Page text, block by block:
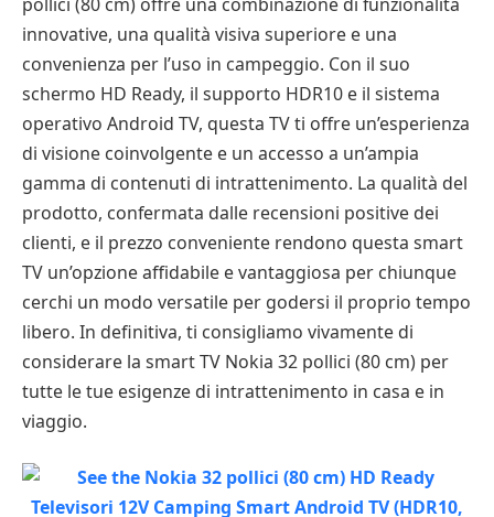
innovative, una qualità visiva superiore e una
convenienza per l’uso in campeggio. Con il suo
schermo HD Ready, il supporto HDR10 e il sistema
operativo Android TV, questa TV ti offre un’esperienza
di visione coinvolgente e un accesso a un’ampia
gamma di contenuti di intrattenimento. La qualità del
prodotto, confermata dalle recensioni positive dei
clienti, e il prezzo conveniente rendono questa smart
TV un’opzione affidabile e vantaggiosa per chiunque
cerchi un modo versatile per godersi il proprio tempo
libero. In definitiva, ti consigliamo vivamente di
considerare la smart TV Nokia 32 pollici (80 cm) per
tutte le tue esigenze di intrattenimento in casa e in
viaggio.